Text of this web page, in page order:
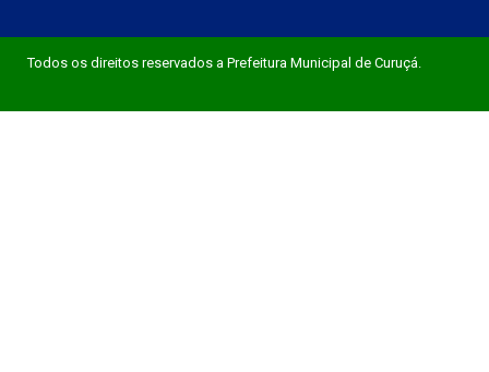
Todos os direitos reservados a Prefeitura Municipal de Curuçá.